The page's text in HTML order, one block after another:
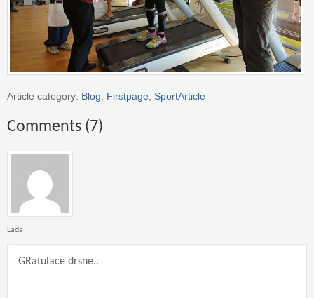
Article category: Blog Firstpage SportArticle
Comments (7)
Lada
GRatulace drsne..